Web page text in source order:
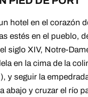
hotel en el corazón
estés en el pueblo,
siglo XIV, Notre-
en la cima de la
y seguir la
abajo y cruzar el río